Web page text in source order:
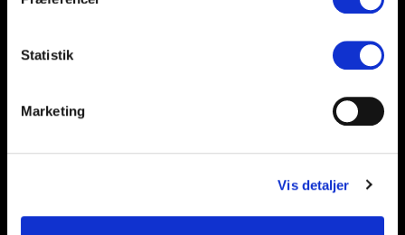
Statistik
Marketing
Vis detaljer